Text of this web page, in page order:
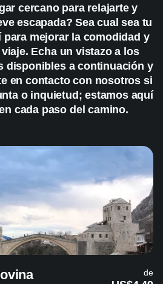
cercano para relajarte y
escapada? Sea cual sea tu
para mejorar la comodidad y
Echa un vistazo a los
disponibles a continuación y
en contacto con nosotros si
o inquietud; estamos aquí
cada paso del camino.
de